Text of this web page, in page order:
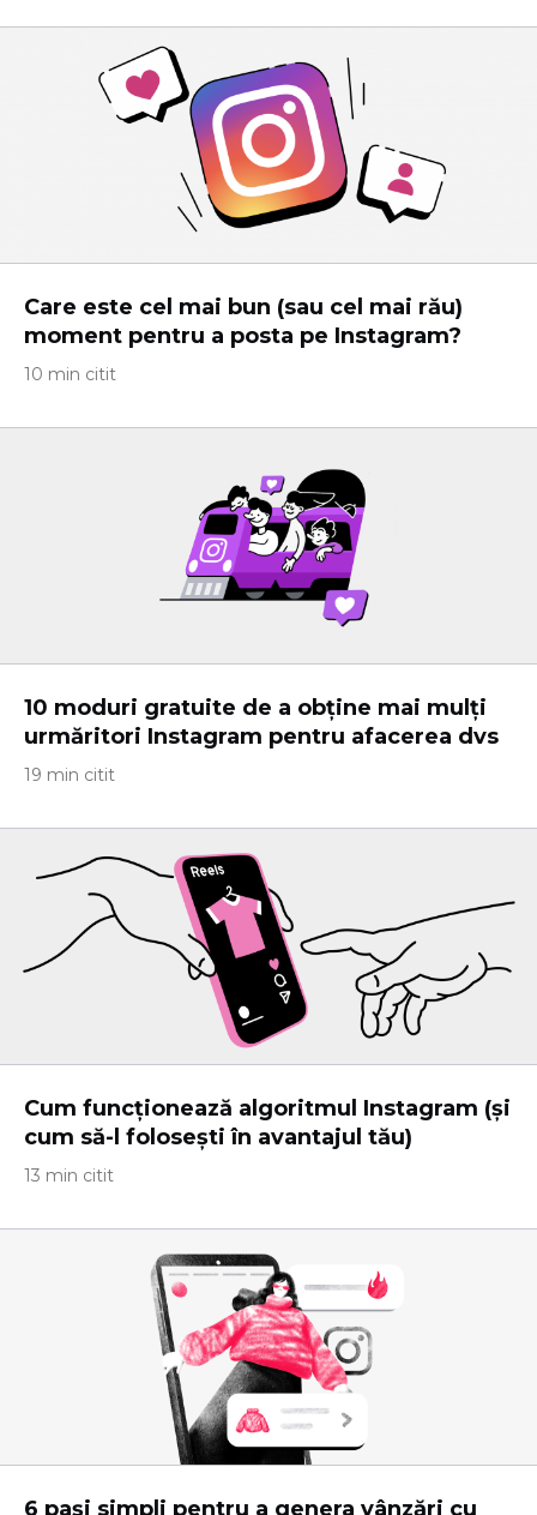
Care este cel mai bun (sau cel mai rău)
moment pentru a posta pe Instagram?
10 min citit
10 moduri gratuite de a obține mai mulți
urmăritori Instagram pentru afacerea dvs
19 min citit
Cum funcționează algoritmul Instagram (și
cum să-l folosești în avantajul tău)
13 min citit
6 pași simpli pentru a genera vânzări cu